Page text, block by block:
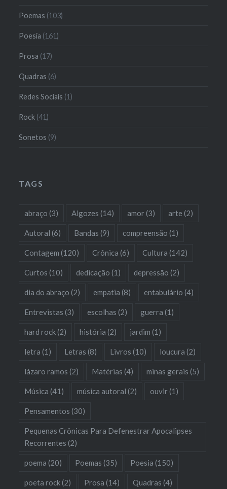
Poemas (103)
Poesia (161)
Prosa (17)
Quadras (6)
Redes Sociais (1)
Rock (41)
Sonetos (9)
TAGS
abraço (3) Algozes (14) amor(3) arte (2)
Autoral (6) Bandas (9) compreensão (1)
Contagem (120) Crônica (6) Cultura (142)
Curtos (10) dedicação (1) depressão (2)
dia do abraço (2) empatia (8) entabulário (4)
Entrevistas (3) escolhas (2) guerra (1)
hard rock(2) história (2) jardim (1)
letra (1) Letras (8) Livros (10) loucura (2)
lázaro ramos (2) Matérias (4) minas gerais (5)
Música (41) música autoral (2) ouvir(1)
Pensamentos (30)
Pequenas Crônicas Para Defenestrar Apocalipses
Recorrentes (2)
poema (20) Poemas (35) Poesia (150)
poeta rock(2) Prosa (14) Quadras (4)